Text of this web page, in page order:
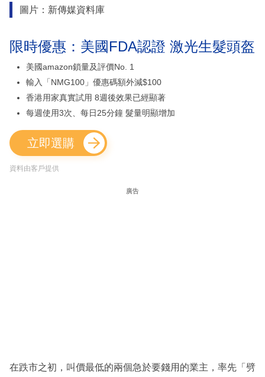
圖片：新傳媒資料庫
限時優惠：美國FDA認證 激光生髮頭盔
美國amazon鎖量及評價No. 1
輸入「NMG100」優惠碼額外減$100
香港用家真實試用 8週後效果已經顯著
每週使用3次、每日25分鐘 髮量明顯增加
立即選購
資料由客戶提供
廣告
在跌市之初，叫價最低的兩個急於要錢用的業主，率先「劈